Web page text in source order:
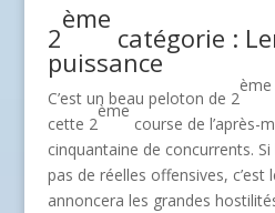
2
ème
catégorie :
puissance
C’est un beau peloton de 2
ème
cette 2
ème
course de l’après-
cinquantaine de concurrents. Si
pas de réelles offensives, c’est
annoncera les grandes